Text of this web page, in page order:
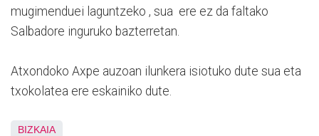
mugimenduei laguntzeko , sua ere ez da faltako
Salbadore inguruko bazterretan.
Atxondoko Axpe auzoan ilunkera isiotuko dute sua eta
txokolatea ere eskainiko dute.
BIZKAIA